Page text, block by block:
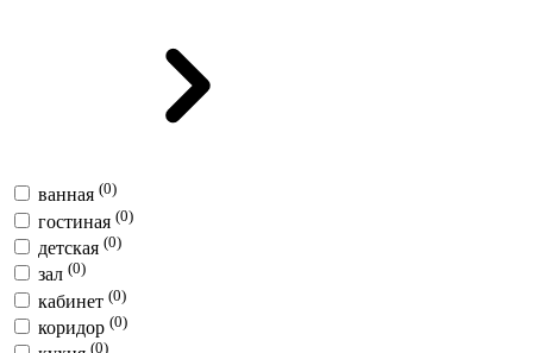
ванная (0)
гостиная (0)
детская (0)
зал (0)
кабинет (0)
коридор (0)
(0)